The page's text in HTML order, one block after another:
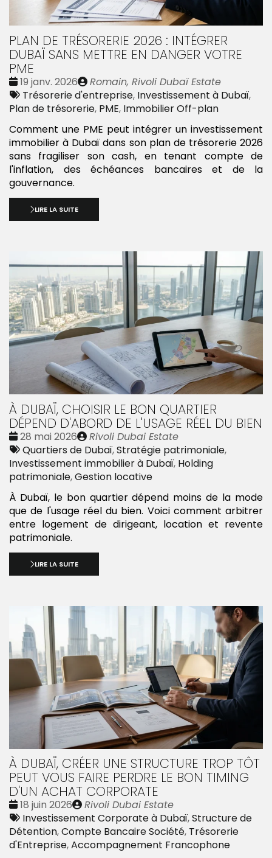
PLAN DE TRÉSORERIE 2026 : INTÉGRER
DUBAÏ SANS METTRE EN DANGER VOTRE
PME
Date
:
19 janv. 2026
Publié
par
Romain, Rivoli Dubaï Estate
Tags
:
Trésorerie d'entreprise, Investissement à Dubaï,
Plan de trésorerie, PME, Immobilier Off-plan
Comment une PME peut intégrer un investissement
immobilier à Dubaï dans son plan de trésorerie 2026
sans fragiliser son cash, en tenant compte de
l'inflation, des échéances bancaires et de la
gouvernance.
LIRE LA SUITE
À DUBAÏ, CHOISIR LE BON QUARTIER
DÉPEND D'ABORD DE L'USAGE RÉEL DU BIEN
Date
:
28 mai 2026
Publié
par
Rivoli Dubai Estate
Tags
:
Quartiers de Dubaï,Stratégie patrimoniale,
Investissement immobilier à Dubaï, Holding
patrimoniale,Gestion locative
À Dubaï, le bon quartier dépend moins de la mode
que de l'usage réel du bien. Voici comment arbitrer
entre logement de dirigeant, location et revente
patrimoniale.
LIRE LA SUITE
À DUBAÏ, CRÉER UNE STRUCTURE TROP TÔT
PEUT VOUS FAIRE PERDRE LE BON TIMING
D'UN ACHAT CORPORATE
Date
:
18 juin 2026
Publié
par
Rivoli Dubai Estate
Tags
:
Investissement Corporate à Dubaï,Structure de
Détention,Compte Bancaire Société, Trésorerie
d'Entreprise,Accompagnement Francophone